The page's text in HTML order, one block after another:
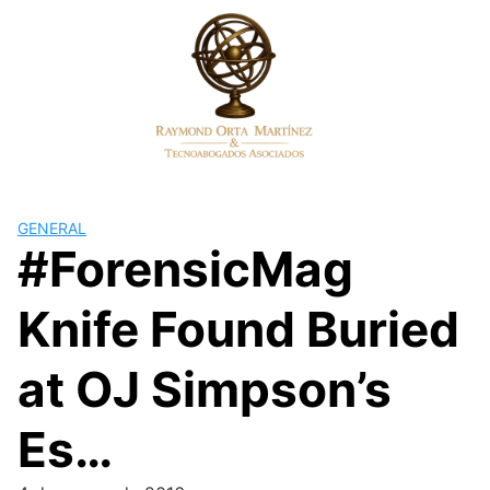
GENERAL
#ForensicMag
Knife Found Buried
at OJ Simpson’s
Es…